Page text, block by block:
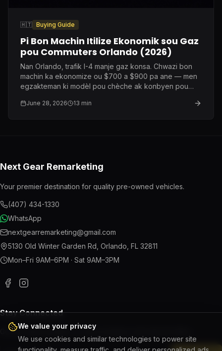
🇭🇹 Buying Guide
Pi Bon Machin Itilize Ekonomik sou Gaz
pou Commuters Orlando (2026)
Nan Orlando, trafik I-4 manje gaz konsa. Chwazi bon
machin ka ekonomize ou $700 a $900 pa ane — men
egzakteman ki modèl pou chèche ak konbyen pou
June 28, 2026 13 min
Next Gear Remarketing
Your premier destination for quality pre-owned vehicles.
(407) 434-1330
WhatsApp
nextgearremarketing@gmail.com
5130 Old Winter Garden Rd Orlando FL 32811
Mon–Fri 9AM–6PM · Sat 9AM–3PM
Stay Connected
Get the latest updates on new inventory and special offers.
We value your privacy
We use cookies and similar technologies to power site